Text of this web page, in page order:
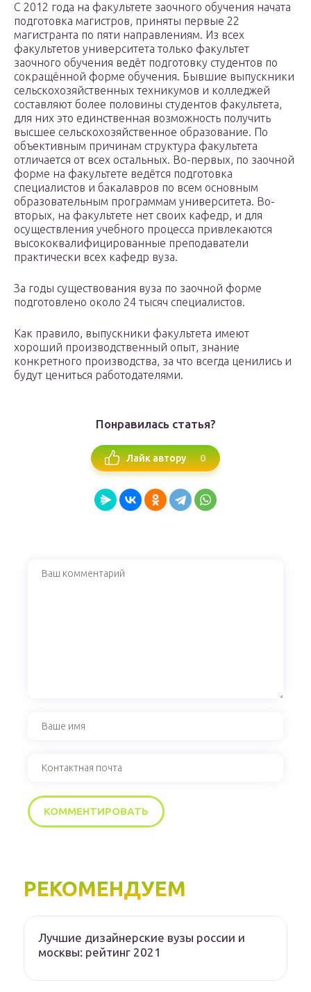
С 2012 года на факультете заочного обучения начата
подготовка магистров, приняты первые 22
магистранта по пяти направлениям. Из всех
факультетов университета только факультет
заочного обучения ведёт подготовку студентов по
сокращённой форме обучения. Бывшие выпускники
сельскохозяйственных техникумов и колледжей
составляют более половины студентов факультета,
для них это единственная возможность получить
высшее сельскохозяйственное образование. По
объективным причинам структура факультета
отличается от всех остальных. Во-первых, по заочной
форме на факультете ведётся подготовка
специалистов и бакалавров по всем основным
образовательным программам университета. Во-
вторых, на факультете нет своих кафедр, и для
осуществления учебного процесса привлекаются
высококвалифицированные преподаватели
практически всех кафедр вуза.
За годы существования вуза по заочной форме
подготовлено около 24 тысяч специалистов.
Как правило, выпускники факультета имеют
хороший производственный опыт, знание
конкретного производства, за что всегда ценились и
будут цениться работодателями.
Понравилась статья?
Лайк автору 0
РЕКОМЕНДУЕМ
Лучшие дизайнерские вузы россии и
москвы: рейтинг 2021